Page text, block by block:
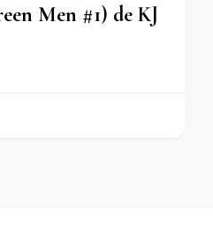
Men #1) de KJ